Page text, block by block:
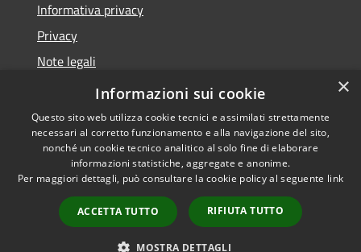
Informativa privacy
Privacy
Note legali
Dichiarazione di accessibilità
Accessibilità
Copyright © 2026 • Comune di
Orvieto • Powered by
Municipium•
Accesso
redazione
×
Informazioni sui cookie
Questo sito web utilizza cookie tecnici e assimilati strettamente
necessari al corretto funzionamento e alla navigazione del sito,
nonché un cookie tecnico analitico al solo fine di elaborare
informazioni statistiche, aggregate e anonime.
Per maggiori dettagli, può consultare la cookie policy al seguente link
ACCETTA TUTTO RIFIUTA TUTTO
MOSTRA DETTAGLI